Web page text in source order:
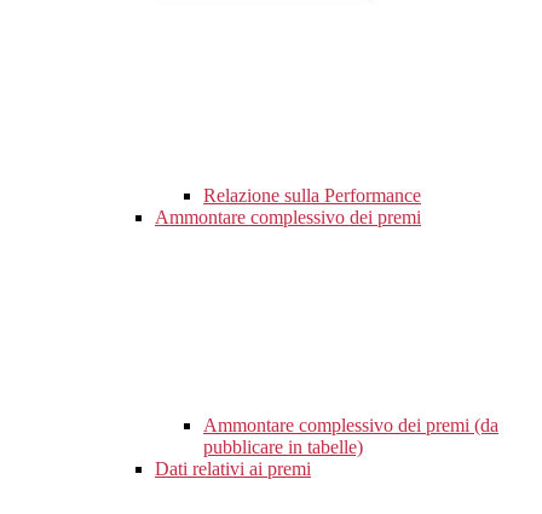
Relazione sulla Performance
Ammontare complessivo dei premi
Ammontare complessivo dei premi (da
pubblicare in tabelle)
Dati relativi ai premi